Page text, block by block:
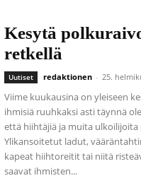
Kesytä
retkellä
Uutiset redaktionen - 25.
Viime kuukausina on yleiseen
ihmisiä ruuhkaksi asti täynnä
että hiihtäjiä ja muita ulkoilijoita
Ylikansoitetut ladut,
kapeat hiihtoreitit tai niitä
saavat ihmisten...